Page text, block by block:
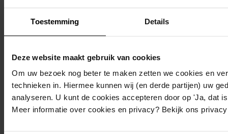
Toestemming Details
Deze website maakt gebruik van cookies
Om uw bezoek nog beter te maken zetten we cookies en
technieken in. Hiermee kunnen wij (en derde partijen) uw
analyseren. U kunt de cookies accepteren door op 'Ja, dat
Meer informatie over cookies en privacy? Bekijk ons